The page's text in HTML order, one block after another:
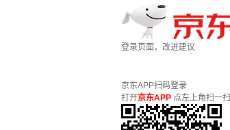
登录页面，改进建议
京东APP扫码登录
打开京东APP 点左上角扫一扫